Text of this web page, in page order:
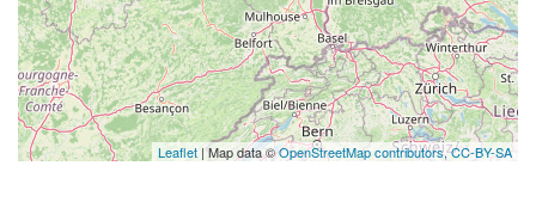
Leaflet | Map data ©OpenStreetMap contributors,CC-BY-SA